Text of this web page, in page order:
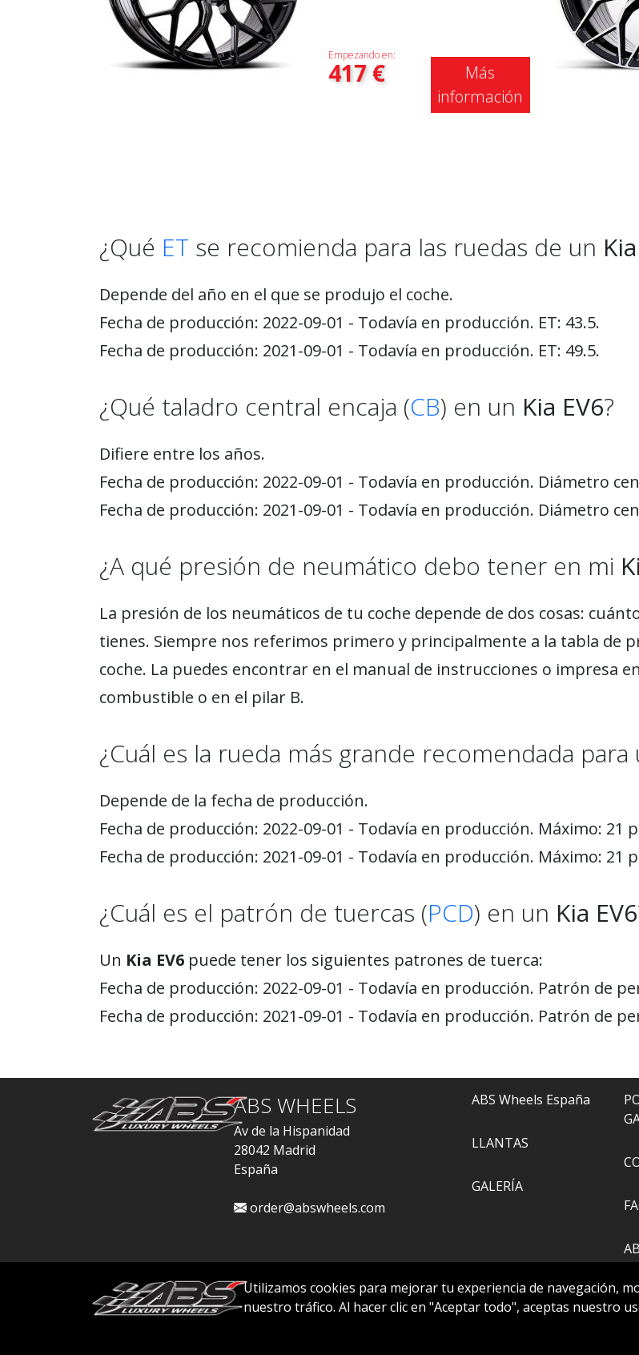
Utilizamos cookies para mejorar tu experiencia de navegación,
nuestro tráfico. Al hacer clic en "Aceptar todo", aceptas nuestro
Empezando en:
417€
Más
información
¿Qué ET se recomienda para las ruedas de un
Depende del año en el que se produjo el coche.
Fecha de producción: 2022-09-01 - Todavía en producción. ET: 43.5.
Fecha de producción: 2021-09-01 - Todavía en producción. ET: 49.5.
¿Qué taladro central encaja (CB) en un Kia EV6?
Difiere entre los años.
Fecha de producción: 2022-09-01 - Todavía en producción. Diámetro
Fecha de producción: 2021-09-01 - Todavía en producción. Diámetro
¿A qué presión de neumático debo tener en mi
La presión de los neumáticos de tu coche depende de dos cosas:
tienes. Siempre nos referimos primero y principalmente a la tabla de
coche. La puedes encontrar en el manual de instrucciones o impresa
combustible o en el pilar B.
¿Cuál es la rueda más grande recomendada para
Depende de la fecha de producción.
Fecha de producción: 2022-09-01 - Todavía en producción. Máximo: 21
Fecha de producción: 2021-09-01 - Todavía en producción. Máximo: 21
¿Cuál es el patrón de tuercas (PCD) en un Kia EV6
Un Kia EV6 puede tener los siguientes patrones de tuerca:
Fecha de producción: 2022-09-01 - Todavía en producción. Patrón de
Fecha de producción: 2021-09-01 - Todavía en producción. Patrón de
ABS WHEELS
Av de la Hispanidad
28042 Madrid
España
order@abswheels.com
ABS Wheels España
LLANTAS
GALERÍA